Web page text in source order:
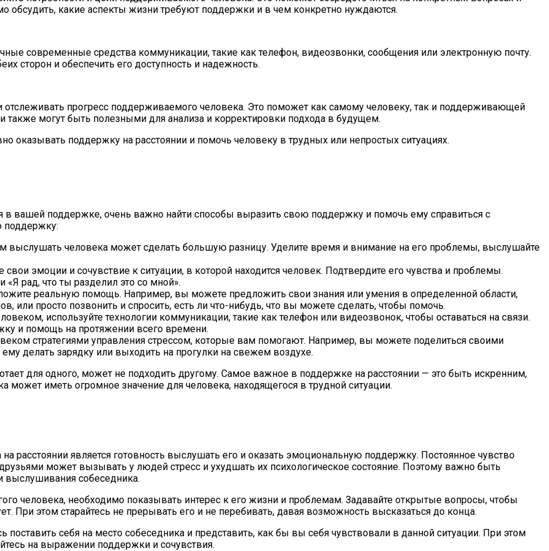
какие аспекты жизни требуют поддержки и в чем конкретно нуждаются.
современные средства коммуникации, такие как телефон, видеозвонки, сообщения или электронную почту.
сторон и обеспечить его доступность и надежность.
отслеживать прогресс поддерживаемого человека. Это поможет как самому человеку, так и поддерживающей
также могут быть полезными для анализа и корректировки подхода в будущем.
оказывать поддержку на расстоянии и помочь человеку в трудных или непростых ситуациях.
в вашей поддержке, очень важно найти способы выразить свою поддержку и помочь ему справиться с
поддержку:
выслушать человека может сделать большую разницу. Уделите время и внимание на его проблемы, выслушайте
свои эмоции и сочувствие к ситуации, в которой находится человек. Подтвердите его чувства и проблемы.
рад, что ты разделил это со мной».
реальную помощь. Например, вы можете предложить свои знания или умения в определенной области,
или просто позвонить и спросить, есть ли что-нибудь, что вы можете сделать, чтобы помочь.
используйте технологии коммуникации, такие как телефон или видеозвонок, чтобы оставаться на связи.
и помощь на протяжении всего времени.
стратегиями управления стрессом, которые вам помогают. Например, вы можете поделиться своими
делать зарядку или выходить на прогулки на свежем воздухе.
для одного, может не подходить другому. Самое важное в поддержке на расстоянии — это быть искренним,
иметь огромное значение для человека, находящегося в трудной ситуации.
является готовность выслушать его и оказать эмоциональную поддержку. Постоянное чувство
может вызывать у людей стресс и ухудшать их психологическое состояние. Поэтому важно быть
собеседника.
человека, необходимо показывать интерес к его жизни и проблемам. Задавайте открытые вопросы, чтобы
При этом старайтесь не прерывать его и не перебивать, давая возможность высказаться до конца.
себя на место собеседника и представить, как бы вы себя чувствовали в данной ситуации. При этом
на выражении поддержки и сочувствия.